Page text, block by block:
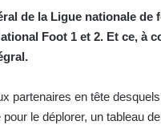
de la Ligue nationale
Foot 1 et 2. Et ce, à
partenaires en tête
pour le déplorer, un tableau